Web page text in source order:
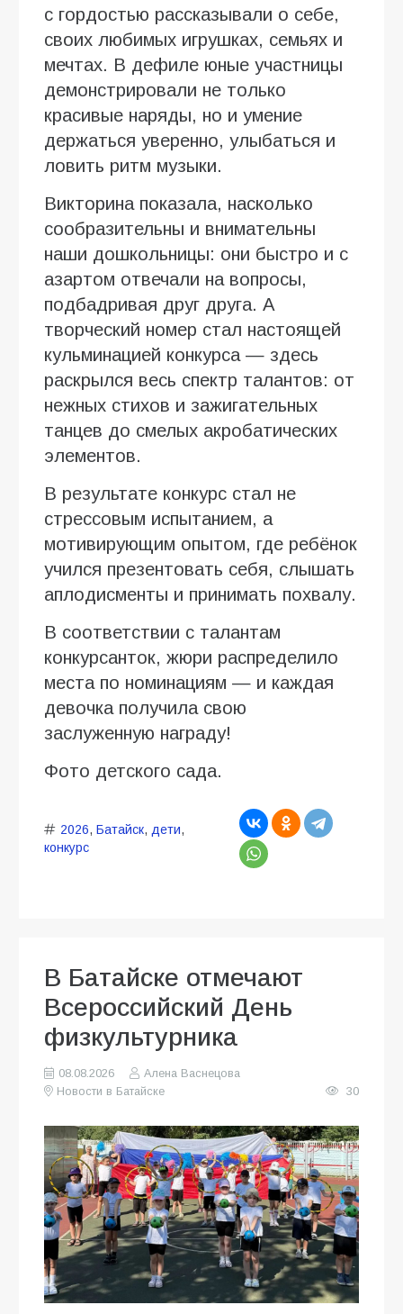
с гордостью рассказывали о себе,
своих любимых игрушках, семьях и
мечтах. В дефиле юные участницы
демонстрировали не только
красивые наряды, но и умение
держаться уверенно, улыбаться и
ловить ритм музыки.
Викторина показала, насколько
сообразительны и внимательны
наши дошкольницы: они быстро и с
азартом отвечали на вопросы,
подбадривая друг друга. А
творческий номер стал настоящей
кульминацией конкурса — здесь
раскрылся весь спектр талантов: от
нежных стихов и зажигательных
танцев до смелых акробатических
элементов.
В результате конкурс стал не
стрессовым испытанием, а
мотивирующим опытом, где ребёнок
учился презентовать себя, слышать
аплодисменты и принимать похвалу.
В соответствии с талантам
конкурсанток, жюри распределило
места по номинациям — и каждая
девочка получила свою
заслуженную награду!
Фото детского сада.
2026, Батайск, дети,
конкурс
В Батайске отмечают
Всероссийский День
физкультурника
08.08.2026
Алена Васнецова
Новости в Батайске
30